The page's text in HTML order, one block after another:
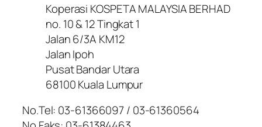
Koperasi KOSPETA MALAYSIA BERHAD
no. 10 & 12 Tingkat 1
Jalan 6/3A KM12
Jalan Ipoh
Pusat Bandar Utara
68100 Kuala Lumpur
No.Tel: 03-61366097 / 03-61360564